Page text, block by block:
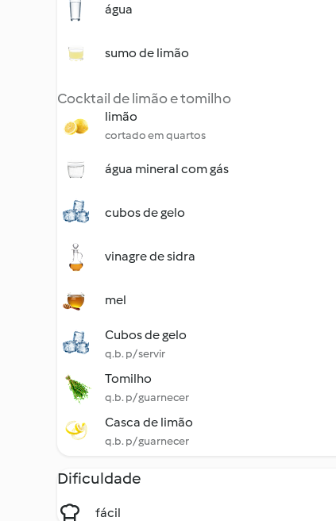
água
sumo de limão
Cocktail de limão e tomilho
limão
cortado em quartos
água mineral com gás
cubos de gelo
vinagre de sidra
mel
Cubos de gelo
q.b. p/ servir
Tomilho
q.b. p/ guarnecer
Casca de limão
q.b. p/ guarnecer
Dificuldade
fácil